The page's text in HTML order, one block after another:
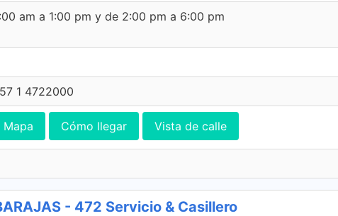
am a 1:00 pm y de 2:00 pm a 6:00 pm
1 4722000
Mapa Cómo llegar Vista de calle
- 472 Servicio & Casillero